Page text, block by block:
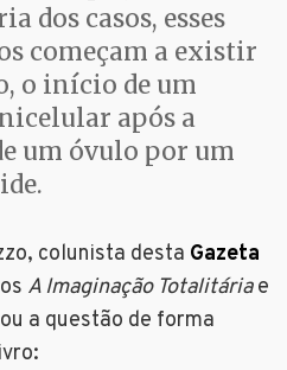
dos casos, esses
começam a existir
o início de um
após a
um óvulo por um
colunista desta Gazeta
A Imaginação Totalitáriae
a questão de forma